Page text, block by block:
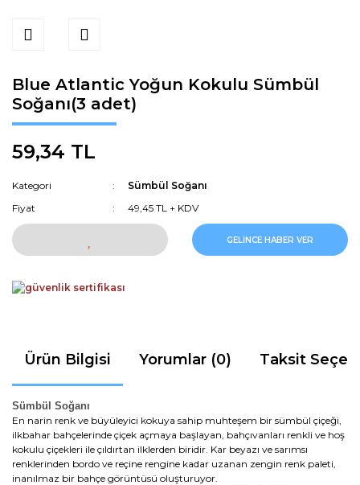
Blue Atlantic Yoğun Kokulu Sümbül
Soğanı(3 adet)
59,34 TL
Kategori
Sümbül Soğanı
Fiyat
49,45 TL + KDV
GELİNCE HABER VER
Ürün Bilgisi Yorumlar (0) Taksit
Sümbül Soğanı
En narin renk ve büyüleyici kokuya sahip muhteşem bir sümbül çiçeği,
ilkbahar bahçelerinde çiçek açmaya başlayan, bahçıvanları renkli ve hoş
kokulu çiçekleri ile çıldırtan ilklerden biridir. Kar beyazı ve sarımsı
renklerinden bordo ve reçine rengine kadar uzanan zengin renk paleti,
inanılmaz bir bahçe görüntüsü oluşturuyor.